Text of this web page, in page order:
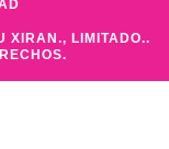
XIRAN., LIMITADO..